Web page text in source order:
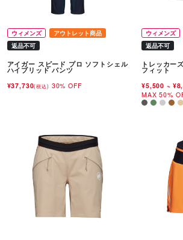
ウィメンズ
アウトレット商品
返品不可
アイガー スピード プロ ソフトシェル
ハイブリッド パンツ
¥37,730(税込) 30% OFF
ウィメンズ
返品不可
トレッカー
フィット
¥5,500 ~
MAX 50%